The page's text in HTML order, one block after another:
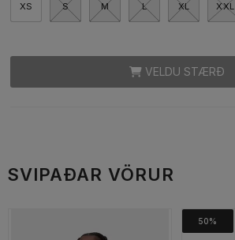
XS S M L XL XXL
VELDU STÆRÐ
SVIPAÐAR VÖRUR
50%